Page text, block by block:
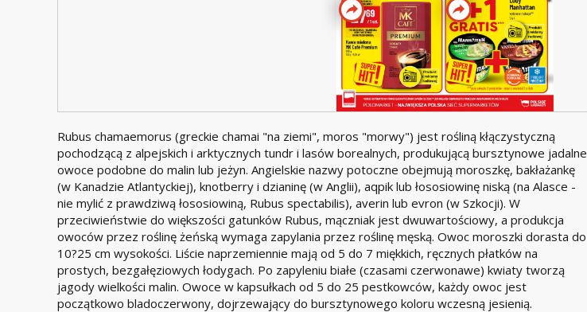
Rubus chamaemorus (greckie chamai "na ziemi", moros "morwy") jest rośliną kłączystyczną
pochodzącą z alpejskich i arktycznych tundr i lasów borealnych, produkującą bursztynowe jadalne
owoce podobne do malin lub jeżyn. Angielskie nazwy potoczne obejmują moroszkę, bakłażankę
(w Kanadzie Atlantyckiej), knotberry i dzianinę (w Anglii), aqpik lub łososiowinę niską (na Alasce -
nie mylić z prawdziwą łososiowiną, Rubus spectabilis), averin lub evron (w Szkocji). W
przeciwieństwie do większości gatunków Rubus, mączniak jest dwuwartościowy, a produkcja
owoców przez roślinę żeńską wymaga zapylania przez roślinę męską. Owoc moroszki dorasta do
10?25 cm wysokości. Liście naprzemiennie mają od 5 do 7 miękkich, ręcznych płatków na
prostych, bezgałęziowych łodygach. Po zapyleniu białe (czasami czerwonawe) kwiaty tworzą
jagody wielkości malin. Owoce w kapsułkach od 5 do 25 pestkowców, każdy owoc jest
początkowo bladoczerwony, dojrzewający do bursztynowego koloru wczesną jesienią.